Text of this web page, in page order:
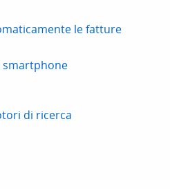
le fatture
smartphone
di ricerca